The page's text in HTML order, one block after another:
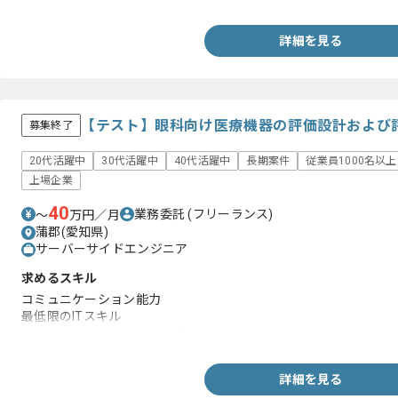
詳細を見る
募集終了 【テスト】眼科向け医療機器の評価設計およ
20代活躍中 30代活躍中 40代活躍中 長期案件
従業員1000名以
上場企業
〜40万円／月 業務委託(フリーランス)
蒲郡(愛知県)
サーバーサイドエンジニア
求めるスキル
コミュニケーション能力
最低限のITスキル
詳細を見る